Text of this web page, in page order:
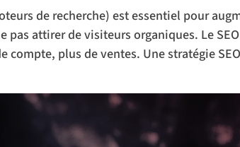
de recherche) est essentiel pour
pas attirer de visiteurs organiques. Le
compte, plus de ventes. Une stratégie